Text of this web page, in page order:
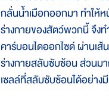
กลั่นน้ำเมือกออกมา ทำให้
ร่างกายของสัตว์พวกนี้ จึงท
คาร์บอนไดออกไซด์ ผ่านเ
ร่างกายสลับซับซ้อน ส่วนมา
เซลล์ที่สลับซับซ้อนได้อย่าง